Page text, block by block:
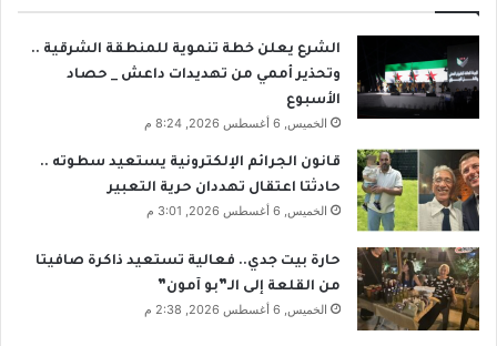
الشرع يعلن خطة تنموية للمنطقة الشرقية ..
وتحذير أممي من تهديدات داعش _ حصاد
الأسبوع
الخميس, 6 أغسطس 2026, 8:24 م
قانون الجرائم الإلكترونية يستعيد سطوته ..
حادثتا اعتقال تهددان حرية التعبير
الخميس, 6 أغسطس 2026, 3:01 م
حارة بيت جدي.. فعالية تستعيد ذاكرة صافيتا
من القلعة إلى الـ”بو آمون”
الخميس, 6 أغسطس 2026, 2:38 م